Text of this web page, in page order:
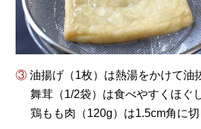
③ 油揚げ（1枚）は熱湯をかけて
舞茸（1/2袋）は食べやすくほぐ
鶏もも肉（120g）は1.5cm角に切